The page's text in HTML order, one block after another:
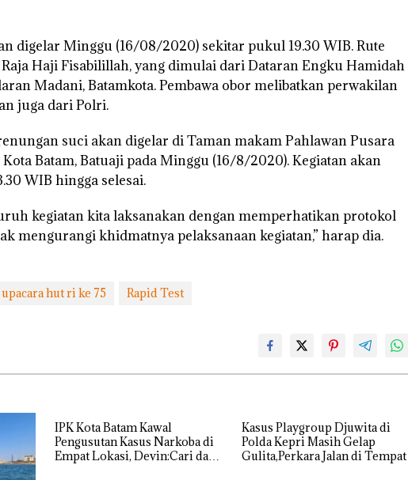
digelar Minggu (16/08/2020) sekitar pukul 19.30 WIB. Rute
Haji Fisabilillah, yang dimulai dari Dataran Engku Hamidah
Madani, Batamkota. Pembawa obor melibatkan perwakilan
juga dari Polri.
suci akan digelar di Taman makam Pahlawan Pusara
Batam, Batuaji pada Minggu (16/8/2020). Kegiatan akan
WIB hingga selesai.
kegiatan kita laksanakan dengan memperhatikan protokol
mengurangi khidmatnya pelaksanaan kegiatan,” harap dia.
hut ri ke 75 Rapid Test
IPK Kota Batam Kawal
Pengusutan Kasus Narkoba di
Empat Lokasi, Devin:Cari dan
Kasus Playgroup Djuwita di
Polda Kepri Masih Gelap
Gulita,Perkara Jalan di Tempat